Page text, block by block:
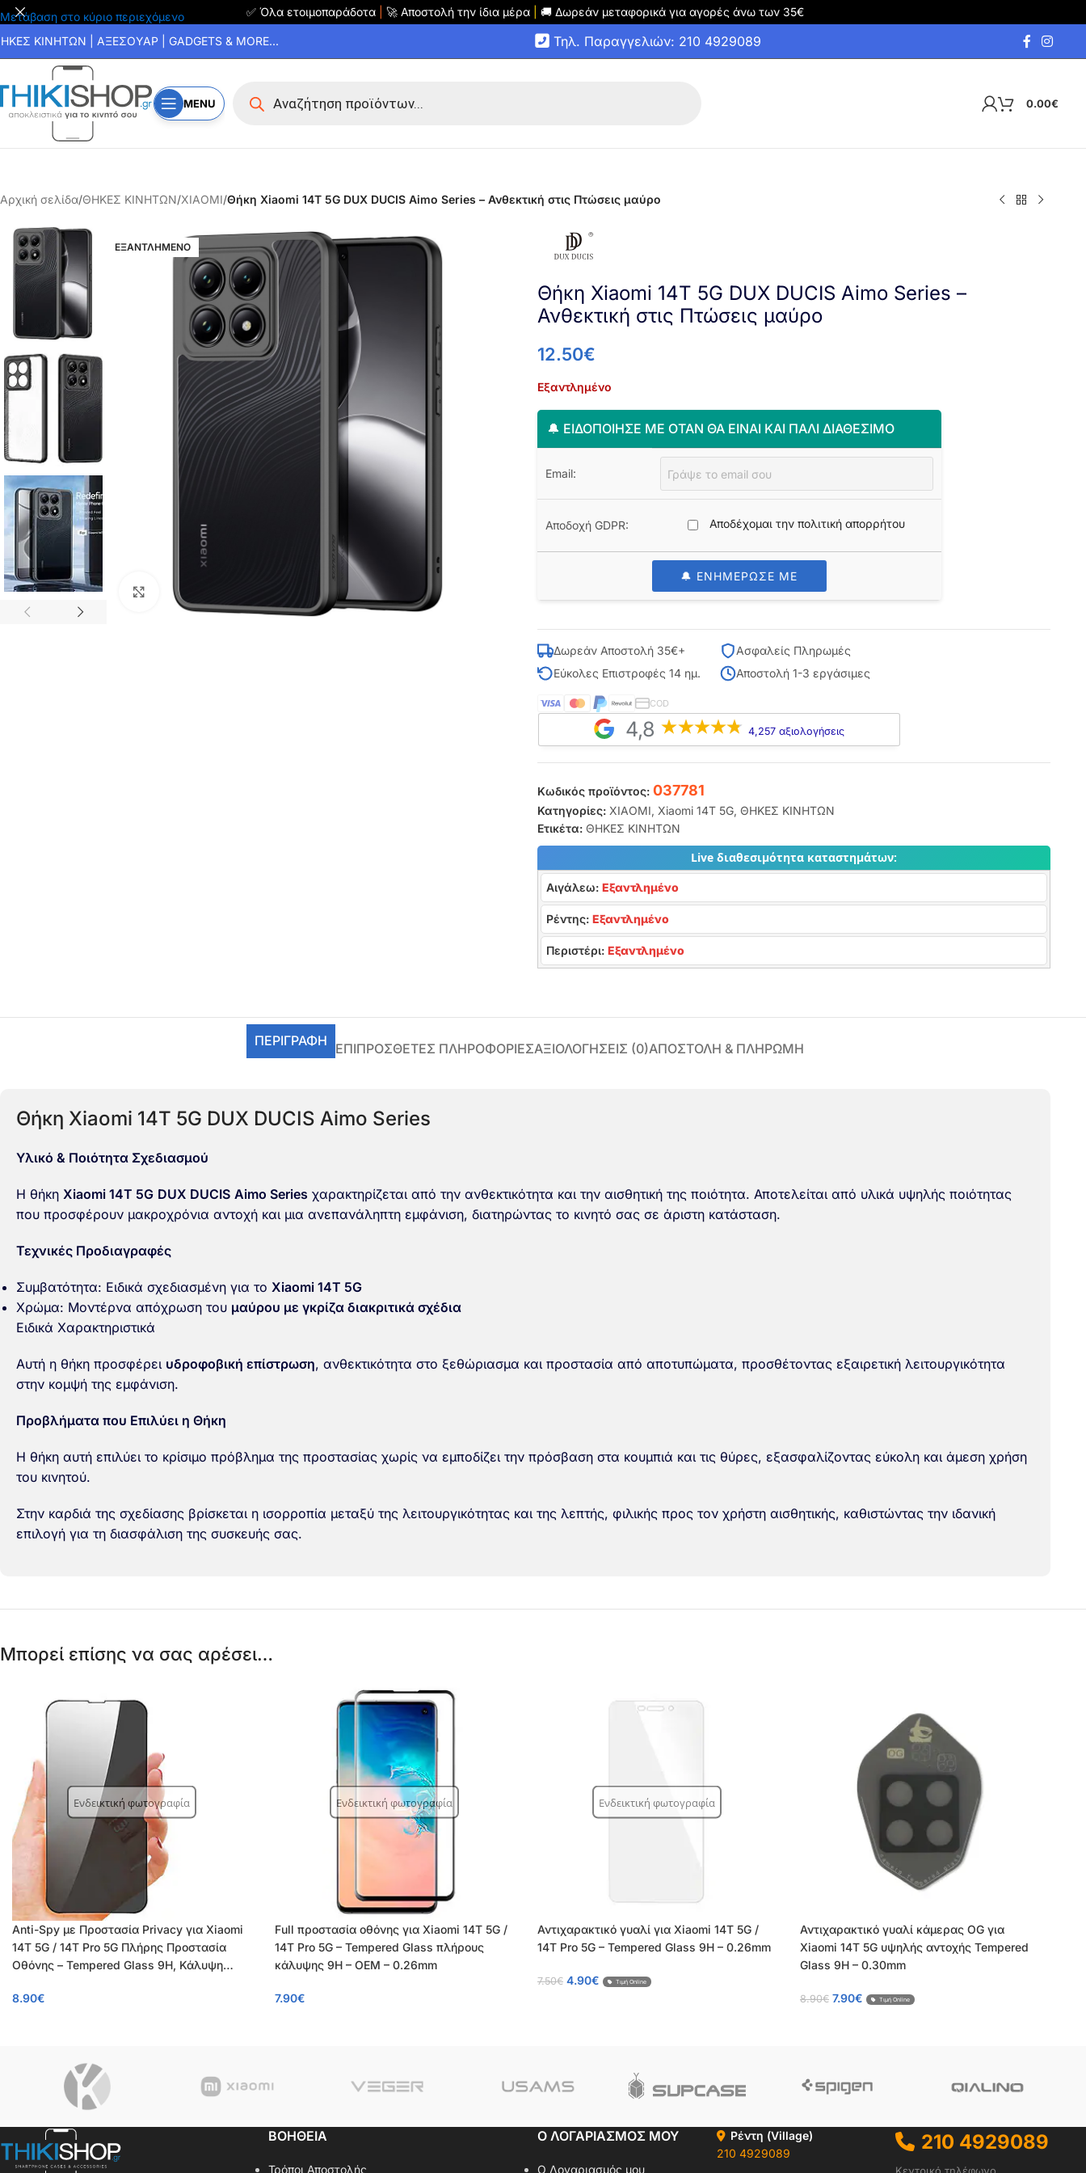
Μετάβαση στο κύριο περιεχόμενο ✅ Όλα ετοιμοπαράδοτα 🚀 Αποστολή την ίδια μέρα 🚚 Δωρεάν μεταφορικά για αγορές άνω των 35€
ΚΙΝΗΤΩΝ | ΑΞΕΣΟΥΑΡ | GADGETS & MORE... Τηλ. Παραγγελιών: 210 4929089
MENU 0.00€
Αρχική σελίδα/ΘΗΚΕΣ ΚΙΝΗΤΩΝ/XIAOMI/Θήκη Xiaomi 14T 5G DUX DUCIS Aimo Series – Ανθεκτική στις Πτώσεις μαύρο
ΕΞΑΝΤΛΗΜΕΝΟ
Click to enlarge
Θήκη Xiaomi 14T 5G DUX DUCIS Aimo Series –
Ανθεκτική στις Πτώσεις μαύρο
12.50€
Εξαντλημένο
🔔 ΕΙΔΟΠΟΊΗΣΈ ΜΕ ΌΤΑΝ ΘΑ ΕΊΝΑΙ ΚΑΙ ΠΆΛΙ ΔΙΑΘΈΣΙΜΟ
Email:
Αποδοχή GDPR: Αποδέχομαι την πολιτική απορρήτου
🔔 ΕΝΗΜΕΡΩΣΕ ΜΕ
Δωρεάν Αποστολή 35€+
Ασφαλείς Πληρωμές
Εύκολες Επιστροφές 14 ημ.
Αποστολή 1-3 εργάσιμες
COD
4,8 4,257 αξιολογήσεις
Κωδικός προϊόντος: 037781
Κατηγορίες: XIAOMI, Xiaomi 14T 5G, ΘΗΚΕΣ ΚΙΝΗΤΩΝ
Ετικέτα: ΘΗΚΕΣ ΚΙΝΗΤΩΝ
Live διαθεσιμότητα καταστημάτων:
Αιγάλεω: Εξαντλημένο
Ρέντης: Εξαντλημένο
Περιστέρι: Εξαντλημένο
ΠΕΡΙΓΡΑΦΉ ΕΠΙΠΡΌΣΘΕΤΕΣ ΠΛΗΡΟΦΟΡΊΕΣΑΞΙΟΛΟΓΉΣΕΙΣ (0)ΑΠΟΣΤΟΛΗ & ΠΛΗΡΩΜΗ
Θήκη Xiaomi 14T 5G DUX DUCIS Aimo Series
Υλικό & Ποιότητα Σχεδιασμού
Η θήκη Xiaomi 14T 5G DUX DUCIS Aimo Series χαρακτηρίζεται από την ανθεκτικότητα και την αισθητική της ποιότητα. Αποτελείται από υλικά υψηλής ποιότητας
που προσφέρουν μακροχρόνια αντοχή και μια ανεπανάληπτη εμφάνιση, διατηρώντας το κινητό σας σε άριστη κατάσταση.
Τεχνικές Προδιαγραφές
Συμβατότητα: Ειδικά σχεδιασμένη για το Xiaomi 14T 5G
Χρώμα: Μοντέρνα απόχρωση του μαύρου με γκρίζα διακριτικά σχέδια
Ειδικά Χαρακτηριστικά
Αυτή η θήκη προσφέρει υδροφοβική επίστρωση, ανθεκτικότητα στο ξεθώριασμα και προστασία από αποτυπώματα, προσθέτοντας εξαιρετική λειτουργικότητα
στην κομψή της εμφάνιση.
Προβλήματα που Επιλύει η Θήκη
Η θήκη αυτή επιλύει το κρίσιμο πρόβλημα της προστασίας χωρίς να εμποδίζει την πρόσβαση στα κουμπιά και τις θύρες, εξασφαλίζοντας εύκολη και άμεση χρήση
του κινητού.
Στην καρδιά της σχεδίασης βρίσκεται η ισορροπία μεταξύ της λειτουργικότητας και της λεπτής, φιλικής προς τον χρήστη αισθητικής, καθιστώντας την ιδανική
επιλογή για τη διασφάλιση της συσκευής σας.
Μπορεί επίσης να σας αρέσει…
Ενδεικτική φωτογραφία
Anti-Spy με Προστασία Privacy για Xiaomi
14T 5G / 14T Pro 5G Πλήρης Προστασία
Οθόνης – Tempered Glass 9H, Κάλυψη
8.90€
Ενδεικτική φωτογραφία
Full προστασία οθόνης για Xiaomi 14T 5G /
14T Pro 5G – Tempered Glass πλήρους
κάλυψης 9H – OEM – 0.26mm
7.90€
Ενδεικτική φωτογραφία
Αντιχαρακτικό γυαλί για Xiaomi 14T 5G /
14T Pro 5G – Tempered Glass 9H – 0.26mm
7.50€ 4.90€ Τιμή Online
Αντιχαρακτικό γυαλί κάμερας OG για
Xiaomi 14T 5G υψηλής αντοχής Tempered
Glass 9H – 0.30mm
8.90€ 7.90€ Τιμή Online
ΒΟΗΘΕΙΑ
Τρόποι Αποστολής
Ο ΛΟΓΑΡΙΑΣΜΟΣ ΜΟΥ
Ο Λογαριασμός μου
Ρέντη (Village)
210 4929089
210 4929089